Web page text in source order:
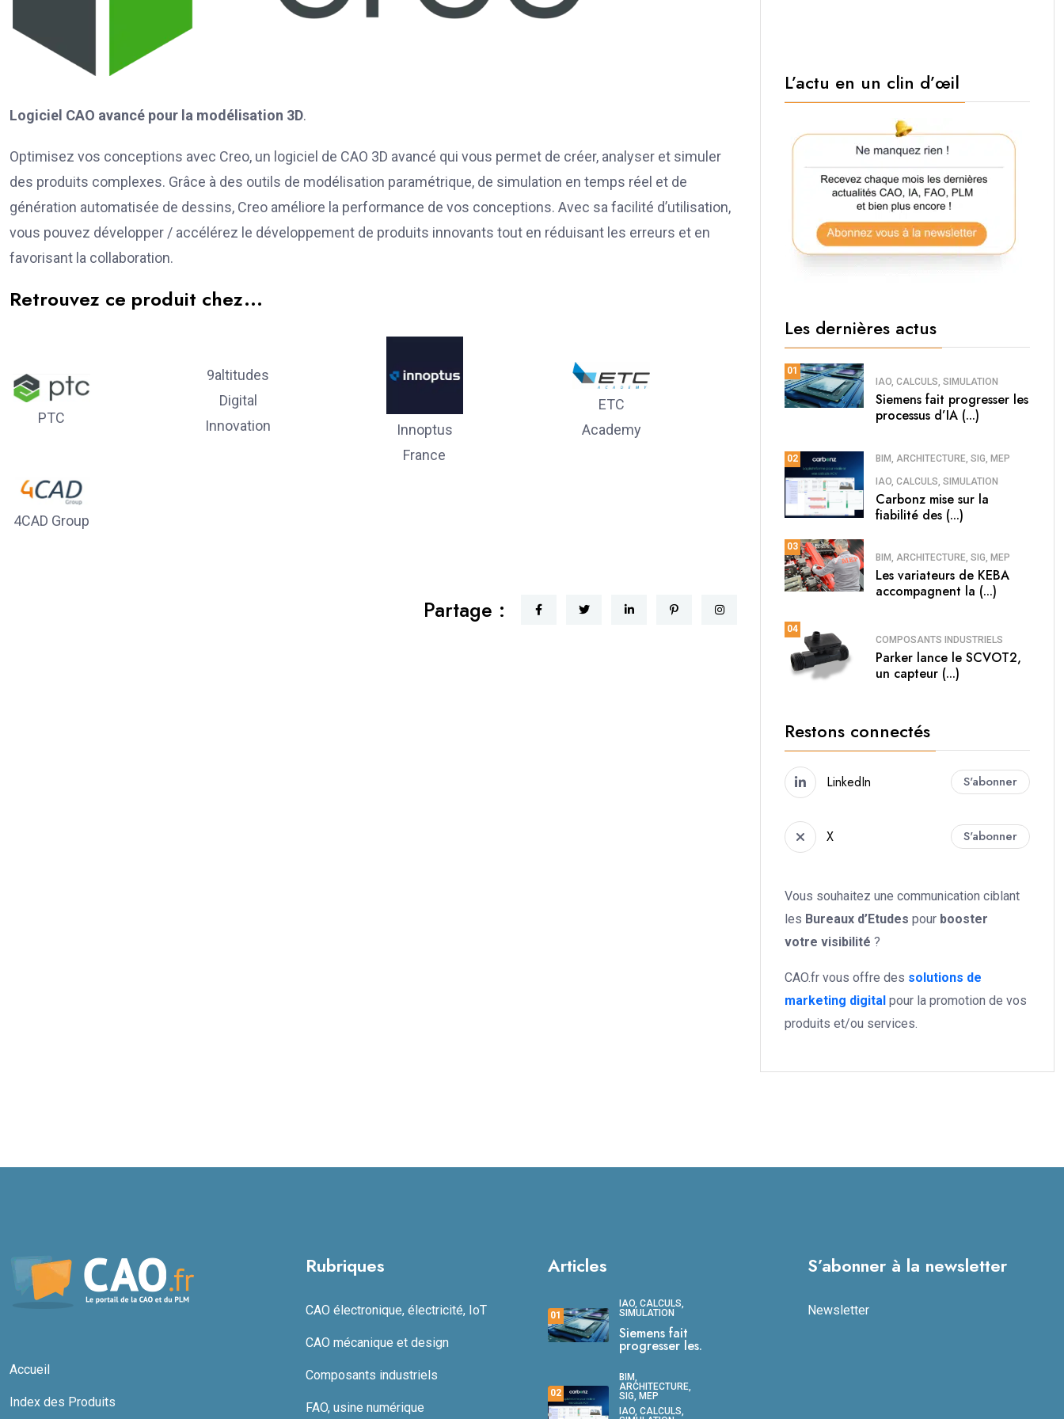
Logiciel CAO avancé pour la modélisation 3D.
Optimisez vos conceptions avec Creo, un logiciel de CAO 3D avancé qui vous permet de créer, analyser et simuler
des produits complexes. Grâce à des outils de modélisation paramétrique, de simulation en temps réel et de
génération automatisée de dessins, Creo améliore la performance de vos conceptions. Avec sa facilité d’utilisation,
vous pouvez développer / accélérez le développement de produits innovants tout en réduisant les erreurs et en
favorisant la collaboration.
Retrouvez ce produit chez...
PTC
9altitudes
Digital
Innovation
Innoptus
France
ETC
Academy
4CAD Group
Partage :
L’actu en un clin d’œil
Les dernières actus
01
IAO, CALCULS, SIMULATION
Siemens fait progresser les
processus d’IA (...)
02 BIM, ARCHITECTURE, SIG, MEP
IAO, CALCULS, SIMULATION
Carbonz mise sur la
fiabilité des (...)
03
BIM, ARCHITECTURE, SIG, MEP
Les variateurs de KEBA
accompagnent la (...)
04
COMPOSANTS INDUSTRIELS
Parker lance le SCVOT2,
un capteur (...)
Restons connectés
LinkedIn S'abonner
X S'abonner
Vous souhaitez une communication ciblant
les Bureaux d’Etudes pour booster
votre visibilité ?
CAO.fr vous offre des solutions de
marketing digital pour la promotion de vos
produits et/ou services.
Accueil
Index des Produits
Rubriques
CAO électronique, électricité, IoT
CAO mécanique et design
Composants industriels
FAO, usine numérique
Articles
01
IAO, CALCULS,
SIMULATION
Siemens fait
progresser les.
02
BIM,
ARCHITECTURE,
SIG, MEP
IAO, CALCULS,
S’abonner à la newsletter
Newsletter